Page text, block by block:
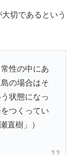
切であるという
性の中にあ
の場合はそ
状態になっ
つくってい
直樹」）